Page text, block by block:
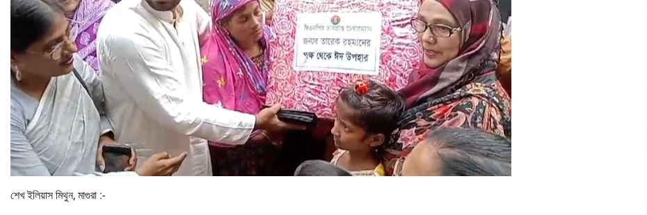
শেখ ইলিয়াস মিথুন, মাগুরা :-